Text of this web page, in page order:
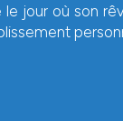
jour où son